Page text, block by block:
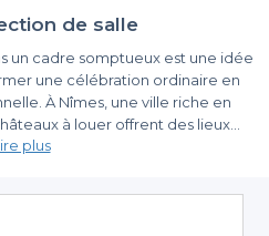
de salle
un cadre somptueux est une idée
une célébration ordinaire en
À Nîmes, une ville riche en
à louer offrent des lieux
et caractère. Que ce soit pour
une ambiance raffinée, idéale
de vos invités.
de châteaux à Nîmes
château pour votre événement ?
plus